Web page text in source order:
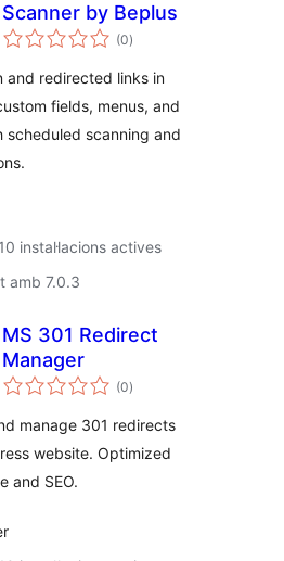
Scanner by Beplus
(0puntuacions
totals
)
and redirected links in
fields, menus, and
scanning and
instal·lacions actives
amb 7.0.3
MS 301 Redirect
Manager
(0puntuacions
totals
)
manage 301 redirects
website. Optimized
and SEO.